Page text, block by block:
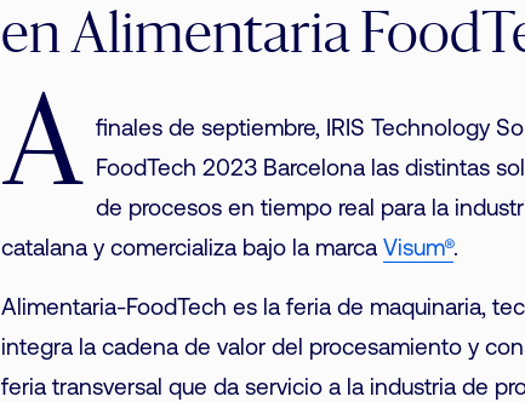
en Alimentaria
A finales de septiembre, IRIS Technology
FoodTech 2023 Barcelona las distintas
de procesos en tiempo real para la
catalana y comercializa bajo la marca Visum®.
Alimentaria-FoodTech es la feria de maquinaria,
integra la cadena de valor del procesamiento y
feria transversal que da servicio a la industria de